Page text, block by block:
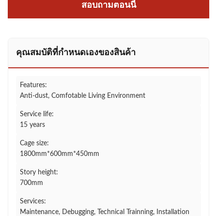
สอบถามตอนนี้
คุณสมบัติที่กําหนดเองของสินค้า
Features:
Anti-dust, Comfotable Living Environment
Service life:
15 years
Cage size:
1800mm*600mm*450mm
Story height:
700mm
Services:
Maintenance, Debugging, Technical Trainning, Installation